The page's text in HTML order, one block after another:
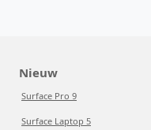
Nieuw
Surface Pro 9
Surface Laptop 5